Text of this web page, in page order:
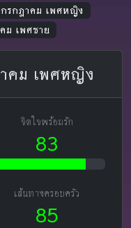
รกฎาคม เพศหญิง
ม เพศชาย
คม เพศหญิง
จิตใจพร้อมรัก
83
เส้นทางครอบครัว
85